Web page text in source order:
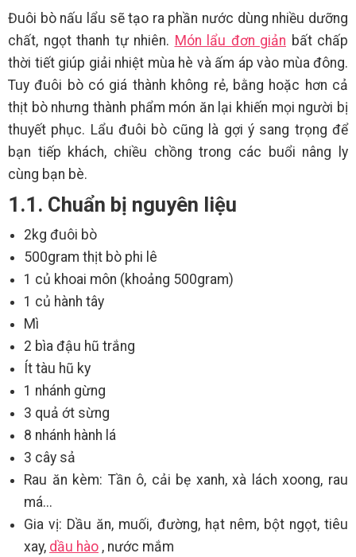
Đuôi bò nấu lẩu sẽ tạo ra phần nước dùng nhiều dưỡng
chất, ngọt thanh tự nhiên. Món lẩu đơn giản bất chấp
thời tiết giúp giải nhiệt mùa hè và ấm áp vào mùa đông.
Tuy đuôi bò có giá thành không rẻ, bằng hoặc hơn cả
thịt bò nhưng thành phẩm món ăn lại khiến mọi người bị
thuyết phục. Lẩu đuôi bò cũng là gợi ý sang trọng để
bạn tiếp khách, chiều chồng trong các buổi nâng ly
cùng bạn bè.
1.1. Chuẩn bị nguyên liệu
2kg đuôi bò
500gram thịt bò phi lê
1 củ khoai môn (khoảng 500gram)
1 củ hành tây
Mì
2 bìa đậu hũ trắng
Ít tàu hũ ky
1 nhánh gừng
3 quả ớt sừng
8 nhánh hành lá
3 cây sả
Rau ăn kèm: Tần ô, cải bẹ xanh, xà lách xoong, rau
má...
Gia vị: Dầu ăn, muối, đường, hạt nêm, bột ngọt, tiêu
xay, dầu hào , nước mắm